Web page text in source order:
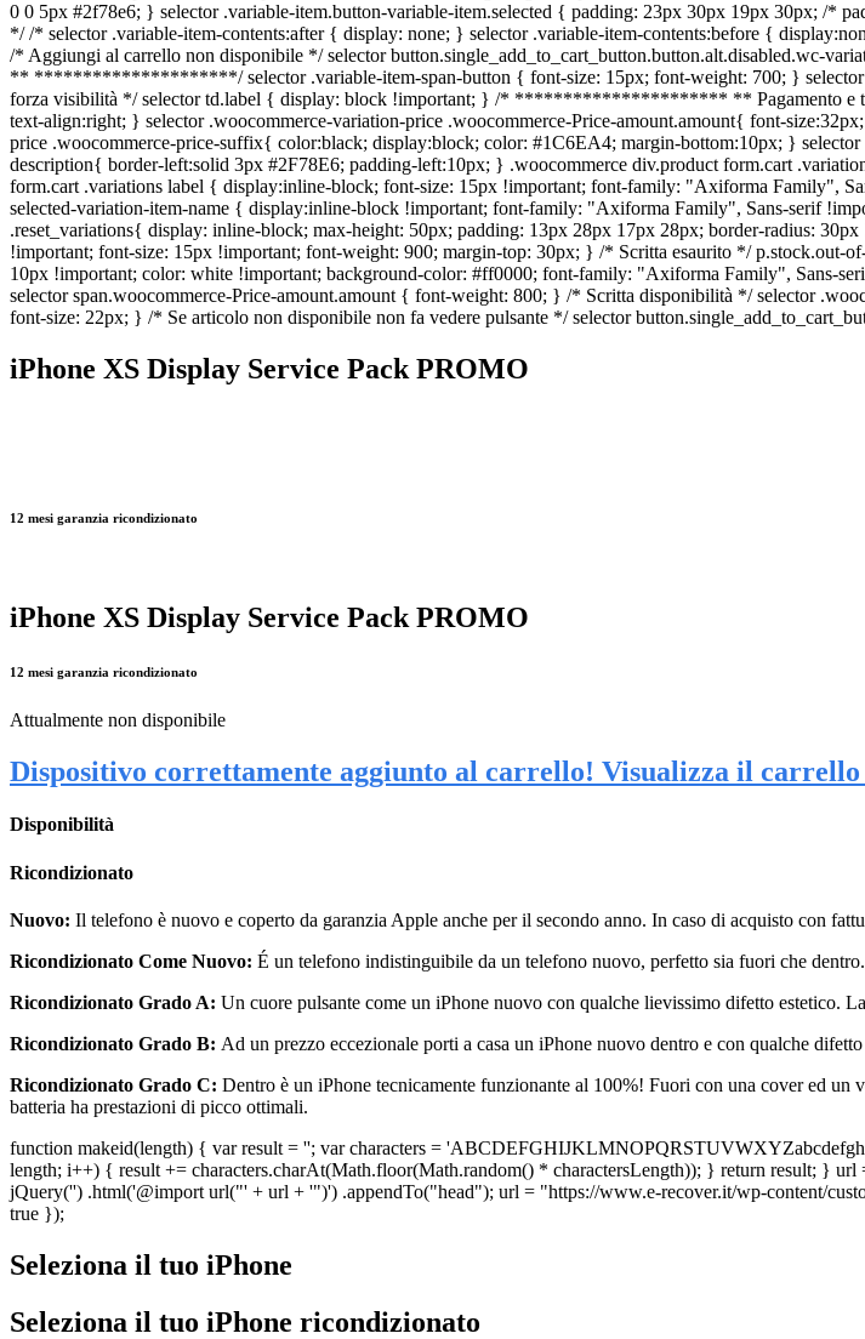
0 0 5px #2f78e6; } selector .variable-item.button-variable-item.selected { padding: 23px 30px 19px 30px; /*
*/ /* selector .variable-item-contents:after { display: none; } selector .variable-item-contents:before {
/* Aggiungi al carrello non disponibile */ selector
** *********************/ selector .variable-item-span-button { font-size: 15px; font-weight: 700; } selector
forza visibilità */ selector td.label { display: block !important; } /* ********************** ** Pagamento
text-align:right; } selector .woocommerce-variation-price .woocommerce-Price-amount.amount{ font-
price .woocommerce-price-suffix{ color:black; display:block; color: #1C6EA4; margin-bottom:10px; }
description{ border-left:solid 3px #2F78E6; padding-left:10px; } .woocommerce div.product form.cart
form.cart .variations label { display:inline-block; font-size: 15px !important; font-family: "Axiforma Family",
selected-variation-item-name { display:inline-block !important; font-family: "Axiforma Family", Sans-serif
.reset_variations{ display: inline-block; max-height: 50px; padding: 13px 28px 17px 28px; border-radius:
!important; font-size: 15px !important; font-weight: 900; margin-top: 30px; } /* Scritta esaurito */
10px !important; color: white !important; background-color: #ff0000; font-family: "Axiforma Family", Sans-
selector span.woocommerce-Price-amount.amount { font-weight: 800; } /* Scritta disponibilità */ selector
font-size: 22px; } /* Se articolo non disponibile non fa vedere pulsante */ selector
iPhone XS Display Service Pack PROMO
12 mesi garanzia ricondizionato
iPhone XS Display Service Pack PROMO
12 mesi garanzia ricondizionato
Attualmente non disponibile
Dispositivo correttamente aggiunto al carrello! Visualizza il
Disponibilità
Ricondizionato
Nuovo: Il telefono è nuovo e coperto da garanzia Apple anche per il secondo anno. In caso di acquisto con
Ricondizionato Come Nuovo: É un telefono indistinguibile da un telefono nuovo, perfetto sia fuori che
Ricondizionato Grado A: Un cuore pulsante come un iPhone nuovo con qualche lievissimo difetto estetico.
Ricondizionato Grado B: Ad un prezzo eccezionale porti a casa un iPhone nuovo dentro e con qualche
Ricondizionato Grado C: Dentro è un iPhone tecnicamente funzionante al 100%! Fuori con una cover ed
batteria ha prestazioni di picco ottimali.
function makeid(length) { var result = ''; var characters =
length; i++) { result += characters.charAt(Math.floor(Math.random() * charactersLength)); } return result; }
jQuery('') .html('@import url("' + url + '")') .appendTo("head"); url = "https://www.e-recover.it/wp-content/
true });
Seleziona il tuo iPhone
Seleziona il tuo iPhone ricondizionato